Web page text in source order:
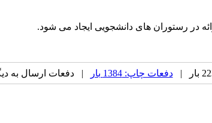
در رستوران های دانشجویی ایجاد می شود.
دفعات چاپ: 1384 بار | دفعات ارسال به